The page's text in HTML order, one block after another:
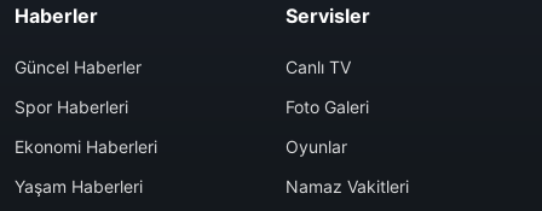
Haberler
Güncel Haberler
Spor Haberleri
Ekonomi Haberleri
Yaşam Haberleri
Servisler
Canlı TV
Foto Galeri
Oyunlar
Namaz Vakitleri